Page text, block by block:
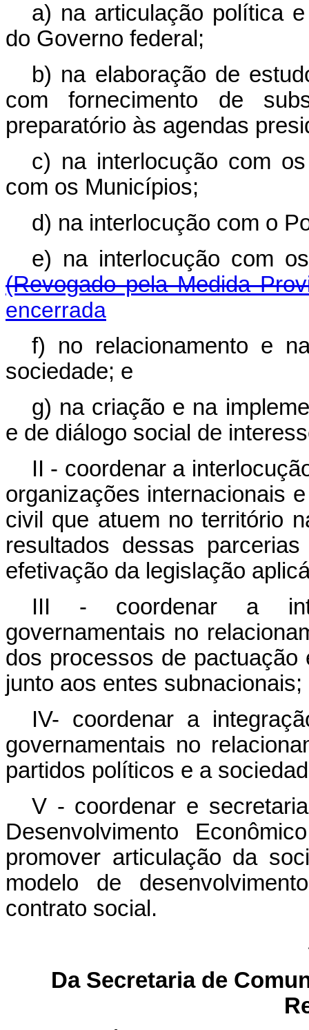
a) na articulação política
do Governo federal;
b) na elaboração de
com fornecimento de
preparatório às agendas
c) na interlocução com
com os Municípios;
d) na interlocução com o
e) na interlocução
(Revogado pela Medida
encerrada
f) no relacionamento e
sociedade; e
g) na criação e na
e de diálogo social de
II - coordenar a
organizações internacionais
civil que atuem no território
resultados dessas
efetivação da legislação
III - coordenar a
governamentais no
dos processos de
junto aos entes subnacionais;
IV- coordenar a
governamentais no
partidos políticos e a
V - coordenar e
Desenvolvimento
promover articulação da
modelo de
contrato social.
Da Secretaria de